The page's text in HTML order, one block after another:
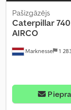
Marknesse 1
Pašizgāzējs
Caterpillar
AIRCO